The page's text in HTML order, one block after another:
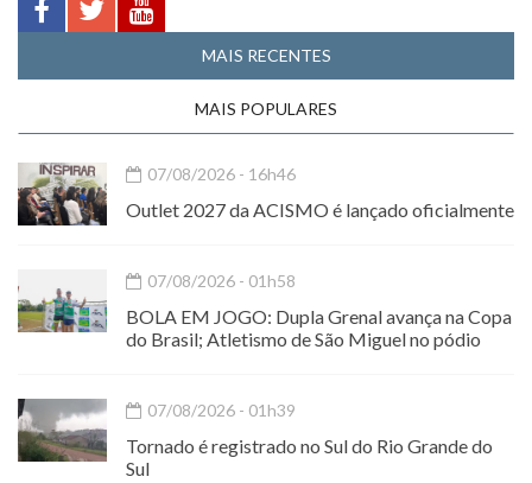
MAIS RECENTES
MAIS POPULARES
07/08/2026 - 16h46
Outlet 2027 da ACISMO é lançado oficialmente
07/08/2026 - 01h58
BOLA EM JOGO: Dupla Grenal avança na Copa
do Brasil; Atletismo de São Miguel no pódio
07/08/2026 - 01h39
Tornado é registrado no Sul do Rio Grande do
Sul